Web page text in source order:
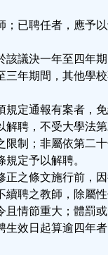
；已聘任者，應予
該議決一年至四年
三年期間，其他學
規定通報有案者，
解聘，不受大學法
限制；非屬依第二
定予以解聘。
正之條文施行前，
續聘之教師，除屬
且情節重大；體罰
生效日起算逾四年